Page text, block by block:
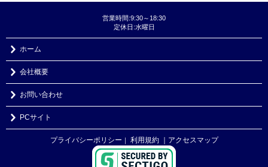
営業時間:9:30～18:30
定休日:水曜日
ホーム
会社概要
お問い合わせ
PCサイト
プライバシーポリシー ｜ 利用規約 ｜アクセスマップ